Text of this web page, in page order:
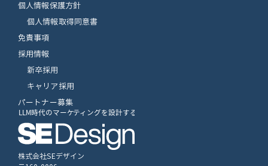
株式会社SEデザイン
個人情報保護方針
個人情報取得同意書
免責事項
採用情報
新卒採用
キャリア採用
パートナー募集